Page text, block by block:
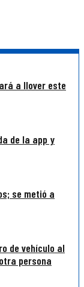
a llover este
de la app y
se metió a
de vehículo al
persona